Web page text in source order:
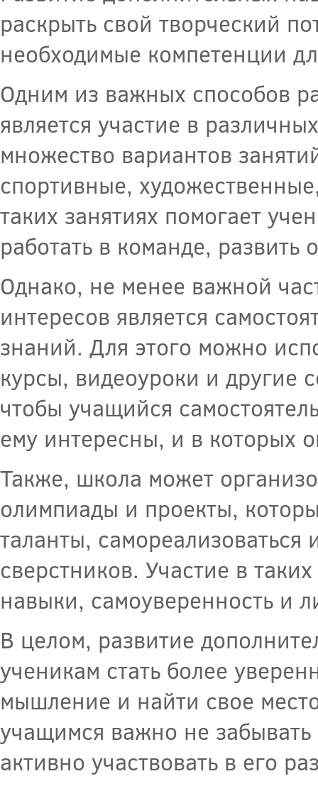
раскрыть свой творческий
необходимые компетенции
Одним из важных способов
является участие в
множество вариантов
спортивные,
таких занятиях помогает
работать в команде, развить
Однако, не менее важной
интересов является
знаний. Для этого можно
курсы, видеоуроки и другие
чтобы учащийся
ему интересны, и в которых
Также, школа может
олимпиады и проекты,
таланты,
сверстников. Участие в
навыки, самоуверенность и
В целом, развитие
ученикам стать более
мышление и найти свое
учащимся важно не
активно участвовать в его